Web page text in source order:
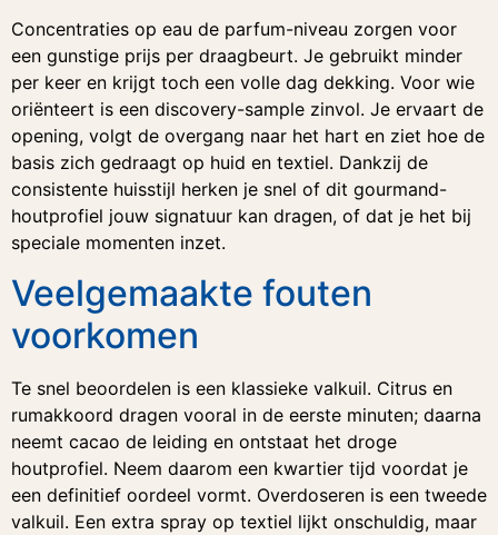
Concentraties op eau de parfum-niveau zorgen voor
een gunstige prijs per draagbeurt. Je gebruikt minder
per keer en krijgt toch een volle dag dekking. Voor wie
oriënteert is een discovery-sample zinvol. Je ervaart de
opening, volgt de overgang naar het hart en ziet hoe de
basis zich gedraagt op huid en textiel. Dankzij de
consistente huisstijl herken je snel of dit gourmand-
houtprofiel jouw signatuur kan dragen, of dat je het bij
speciale momenten inzet.
Veelgemaakte fouten
voorkomen
Te snel beoordelen is een klassieke valkuil. Citrus en
rumakkoord dragen vooral in de eerste minuten; daarna
neemt cacao de leiding en ontstaat het droge
houtprofiel. Neem daarom een kwartier tijd voordat je
een definitief oordeel vormt. Overdoseren is een tweede
valkuil. Een extra spray op textiel lijkt onschuldig, maar